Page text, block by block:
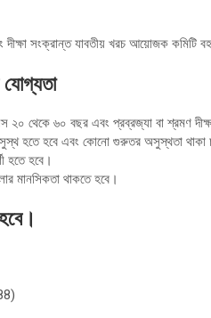
সংক্রান্ত যাবতীয় খরচ আয়োজক কমিটি
২০ থেকে ৬০ বছর এবং প্রব্রজ্যা বা শ্রমণ
হতে হবে এবং কোনো গুরুতর অসুস্থতা থাকা
হতে হবে।
মানসিকতা থাকতে হবে।